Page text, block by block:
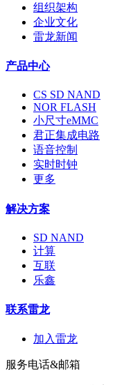
组织架构
企业文化
雷龙新闻
产品中心
CS SD NAND
NOR FLASH
小尺寸eMMC
君正集成电路
语音控制
实时时钟
更多
解决方案
SD NAND
计算
互联
乐鑫
联系雷龙
加入雷龙
服务电话&邮箱